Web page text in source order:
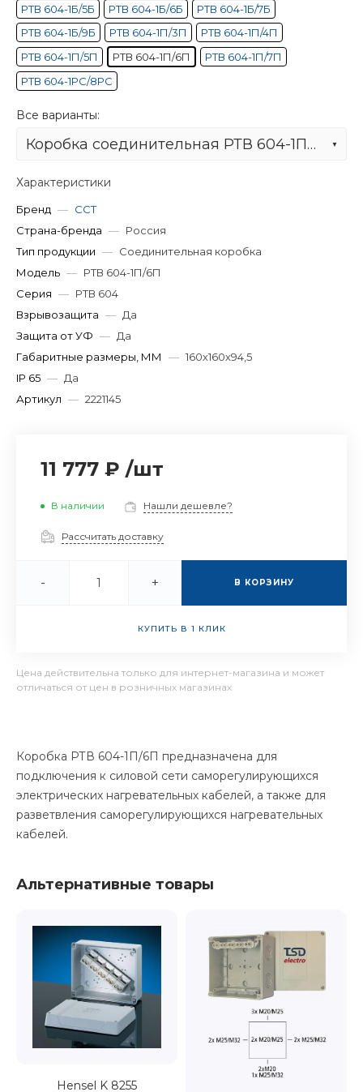
РТВ 604-1Б/5Б РТВ 604-1Б/6Б
РТВ 604-1Б/7Б
РТВ 604-1Б/9Б
РТВ 604-1П/3П
РТВ 604-1П/4П
РТВ 604-1П/5П
РТВ 604-1П/6П
РТВ 604-1П/7П
РТВ 604-1РС/8РС
Все варианты:
Коробка соединительная РТВ 604-1П/6П
Характеристики
Бренд — ССТ
Страна-бренда — Россия
Тип продукции — Соединительная коробка
Модель — РТВ 604-1П/6П
Серия — РТВ 604
Взрывозащита — Да
Защита от УФ — Да
Габаритные размеры, ММ
— 160х160х94,5
IP 65 — Да
Артикул — 2221145
11 777 ₽ /шт
В наличии Нашли дешевле?
Рассчитать доставку
- + В КОРЗИНУ
КУПИТЬ В 1 КЛИК
Цена действительна только для интернет-магазина и может
отличаться от цен в розничных магазинах
Коробка РТВ 604-1П/6П предназначена для
подключения к силовой сети саморегулирующихся
электрических нагревательных кабелей, а также для
разветвления саморегулирующихся нагревательных
кабелей.
Альтернативные товары
Hensel K 8255